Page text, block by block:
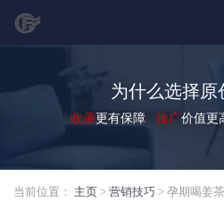
为什么选择原
收录更有保障 推广价值
当前位置： 主页 > 营销技巧 > 孕期喝姜茶